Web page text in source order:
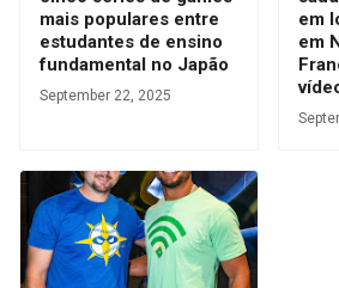
mais populares entre
estudantes de ensino
fundamental no Japão
September 22, 2025
em
em